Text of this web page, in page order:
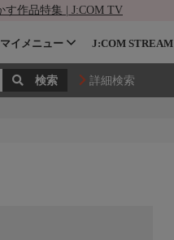
す作品特集 | J:COM TV
マイメニュー J:COM STREAM
詳細検索